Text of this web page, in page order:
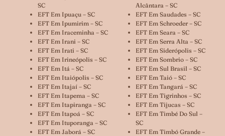
SC
EFT Em Ipuaçu – SC
EFT Em Ipumirim – SC
EFT Em Iraceminha – SC
EFT Em Irani – SC
EFT Em Irati – SC
EFT Em Irineópolis – SC
EFT Em Itá – SC
EFT Em Itaiópolis – SC
EFT Em Itajaí – SC
EFT Em Itapema – SC
EFT Em Itapiranga – SC
EFT Em Itapoá – SC
EFT Em Ituporanga – SC
EFT Em Jaborá – SC
Alcântara – SC
EFT Em Saudades – SC
EFT Em Schroeder – SC
EFT Em Seara – SC
EFT Em Serra Alta – SC
EFT Em Siderópolis – SC
EFT Em Sombrio – SC
EFT Em Sul Brasil – SC
EFT Em Taió – SC
EFT Em Tangará – SC
EFT Em Tigrinhos – SC
EFT Em Tijucas – SC
EFT Em Timbé Do Sul –
SC
EFT Em Timbó Grande –